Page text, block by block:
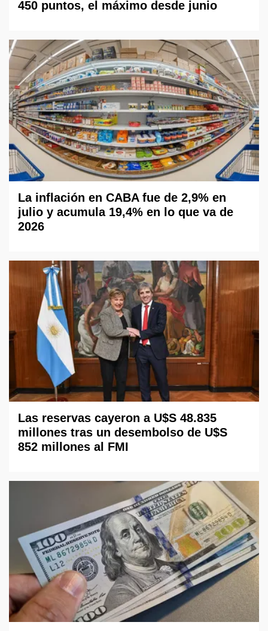
450 puntos, el máximo desde junio
La inflación en CABA fue de 2,9% en
julio y acumula 19,4% en lo que va de
2026
Las reservas cayeron a U$S 48.835
millones tras un desembolso de U$S
852 millones al FMI